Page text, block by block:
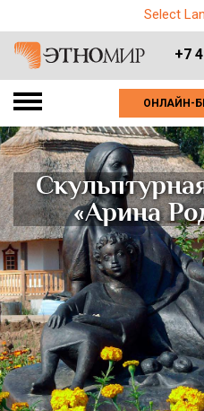
Select
+7
ОНЛАЙН-
«Арина